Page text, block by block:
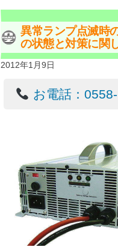
異常ランプ点滅時
の状態と対策に関
2012年1月9日
お電話：